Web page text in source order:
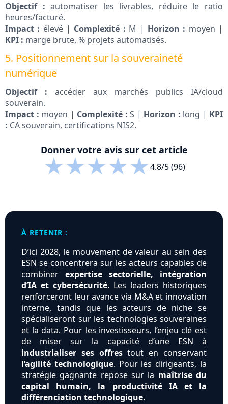
Objectif : automatiser les livrables, réduire le ratio
heures/facturé.
Impact : élevé | Complexité : M | Horizon : moyen |
KPI : marge brute, % projets automatisés.
5. Positionnement sur la souveraineté
numérique
Objectif : accéder aux marchés publics IA/cloud
souverain.
Impact : moyen | Complexité : S | Horizon : long | KPI
: CA souverain, certifications NIS2.
Donner votre avis sur cet article
★★★★★4.8/5 (96)
À RETENIR :
D’ici 2028, le mouvement de valeur au sein des
ESN se concentrera sur les acteurs capables de
combiner expertise sectorielle, intégration
d’IA et cybersécurité. Les leaders historiques
renforceront leur avance via M&A et innovation
interne, tandis que les acteurs de niche se
spécialiseront sur les technologies souveraines
et la data. Pour les investisseurs, l’enjeu clé est
de miser sur la capacité d’une ESN à
industrialiser ses offrestout en conservant
l’agilité technologique. Pour les dirigeants, la
stratégie gagnante repose sur la maîtrise du
capital humain, la productivité IA et la
différenciation technologique.